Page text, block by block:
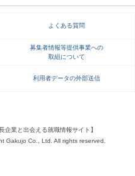
よくある質問
募集者情報等提供事業への
取組について
利用者データの外部送信
長企業と出会える就職情報サイト】
Gakujo Co., Ltd. All rights reserved.